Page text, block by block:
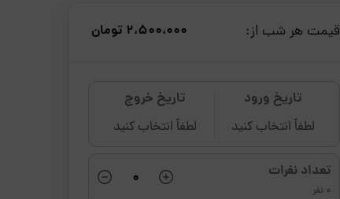
قیمت هر شب از: 2،500،000 تومان
تاریخ ورود
لطفاً انتخاب کنید
تاریخ خروج
لطفاً انتخاب کنید
تعداد نفرات
0 نفر